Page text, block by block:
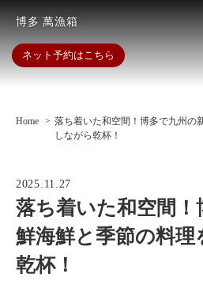
博多 萬漁箱
ネット予約はこちら
Home
落ち着いた和空間！博多で九州の
しながら乾杯！
2025.11.27
落ち着いた和空間！
鮮海鮮と季節の料理
乾杯！